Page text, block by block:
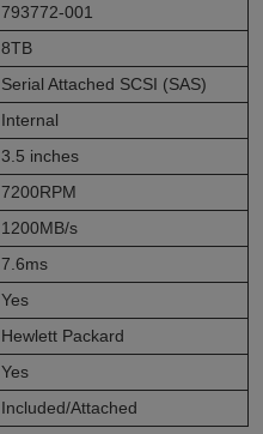
793772-001
8TB
Serial Attached SCSI (SAS)
Internal
3.5 inches
7200RPM
1200MB/s
7.6ms
Yes
Hewlett Packard
Yes
Included/Attached